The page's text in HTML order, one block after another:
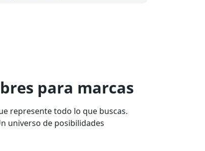
para marcas
represente todo lo que buscas.
universo de posibilidades